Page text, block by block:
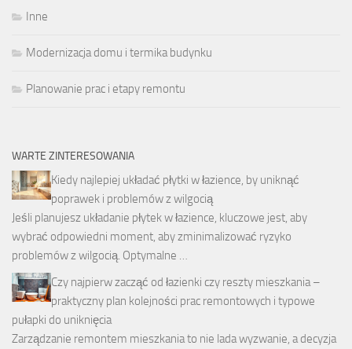
Inne
Modernizacja domu i termika budynku
Planowanie prac i etapy remontu
WARTE ZINTERESOWANIA
Kiedy najlepiej układać płytki w łazience, by uniknąć
poprawek i problemów z wilgocią
Jeśli planujesz układanie płytek w łazience, kluczowe jest, aby
wybrać odpowiedni moment, aby zminimalizować ryzyko
problemów z wilgocią. Optymalne …
Czy najpierw zacząć od łazienki czy reszty mieszkania –
praktyczny plan kolejności prac remontowych i typowe
pułapki do uniknięcia
Zarządzanie remontem mieszkania to nie lada wyzwanie, a decyzja